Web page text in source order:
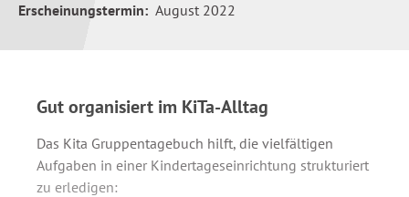
Erscheinungstermin: August 2022
Gut organisiert im KiTa-Alltag
Das Kita Gruppentagebuch hilft, die vielfältigen
Aufgaben in einer Kindertageseinrichtung strukturiert
zu erledigen: